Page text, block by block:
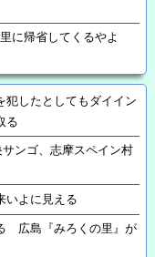
に帰省してくるやよ
犯したとしてもダイイン
る
ンゴ、志摩スペイン村
いよに見える
広島『みろくの里』が